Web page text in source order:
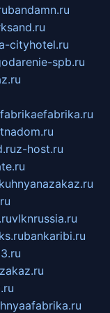
bandamn.ru
cityhotel.ru
spb.ru
z-host.ru
vlknrussia.ru
bankaribi.ru